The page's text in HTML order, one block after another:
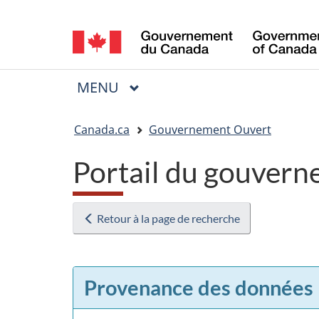
de
la
langue
Menu
MENU PRINCIPAL
Canada.ca Gouvernement Ouvert
Portail du
Retour à la page de recherche
Provenance des données